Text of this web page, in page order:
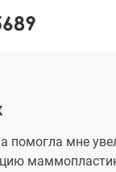
помогла мне